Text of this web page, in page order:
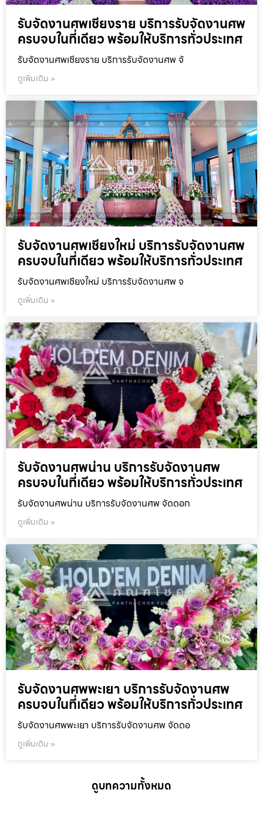
รับจัดงานศพเชียงราย บริการรับจัดงานศพ
ครบจบในที่เดียว พร้อมให้บริการทั่วประเทศ
รับจัดงานศพเชียงราย บริการรับจัดงานศพ จั
ดูเพิ่มเติม »
รับจัดงานศพเชียงใหม่ บริการรับจัดงานศพ
ครบจบในที่เดียว พร้อมให้บริการทั่วประเทศ
รับจัดงานศพเชียงใหม่ บริการรับจัดงานศพ จ
ดูเพิ่มเติม »
รับจัดงานศพน่าน บริการรับจัดงานศพ
ครบจบในที่เดียว พร้อมให้บริการทั่วประเทศ
รับจัดงานศพน่าน บริการรับจัดงานศพ จัดดอก
ดูเพิ่มเติม »
รับจัดงานศพพะเยา บริการรับจัดงานศพ
ครบจบในที่เดียว พร้อมให้บริการทั่วประเทศ
รับจัดงานศพพะเยา บริการรับจัดงานศพ จัดดอ
ดูเพิ่มเติม »
ดูบทความทั้งหมด